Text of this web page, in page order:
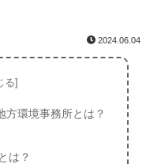
2024.06.04
方環境事務所とは？
は？